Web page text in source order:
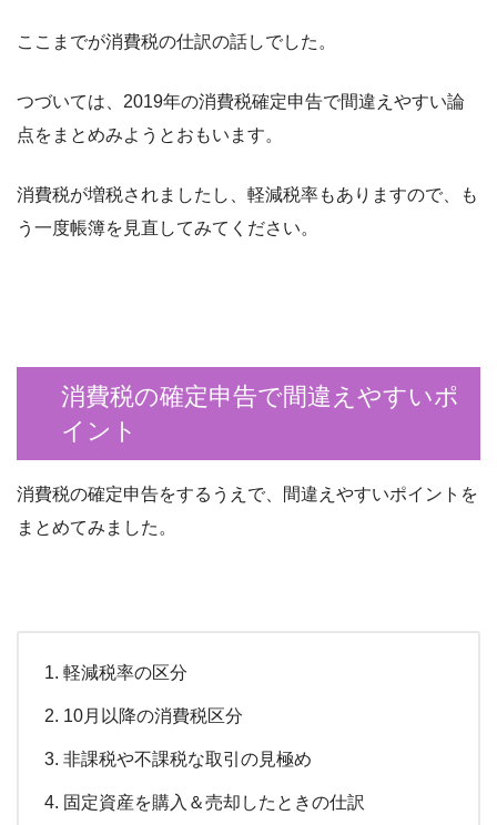
ここまでが消費税の仕訳の話しでした。
つづいては、2019年の消費税確定申告で間違えやすい論
点をまとめみようとおもいます。
消費税が増税されましたし、軽減税率もありますので、も
う一度帳簿を見直してみてください。
消費税の確定申告で間違えやすいポ
イント
消費税の確定申告をするうえで、間違えやすいポイントを
まとめてみました。
軽減税率の区分
10月以降の消費税区分
非課税や不課税な取引の見極め
固定資産を購入＆売却したときの仕訳